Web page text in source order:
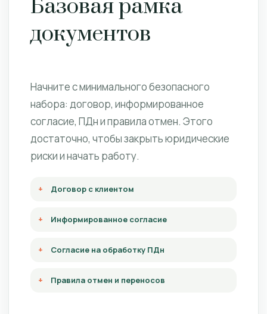
Базовая рамка
документов
Начните с минимального безопасного
набора: договор, информированное
согласие, ПДн и правила отмен. Этого
достаточно, чтобы закрыть юридические
риски и начать работу.
Договор с клиентом
Информированное согласие
Согласие на обработку ПДн
Правила отмен и переносов